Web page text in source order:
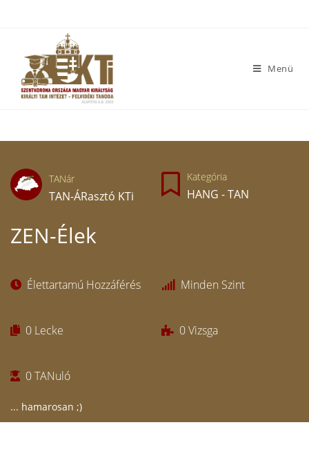
Menü
TANár
TAN-ÁRasztó KTi
Kategória
HANG - TAN
ZEN-Élek
Élettartamú Hozzáférés Minden Szint
0 Lecke 0Vizsga
0TANuló
... hamarosan ;)